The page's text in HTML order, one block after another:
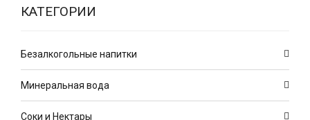
КАТЕГОРИИ
Безалкогольные напитки
Минеральная вода
Соки и Нектары